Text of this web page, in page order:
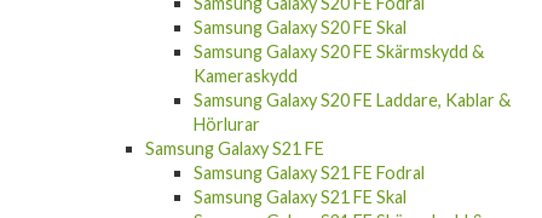
Samsung Galaxy A04s
Samsung Galaxy A04s Fodral
Samsung Galaxy A04s Skal
Samsung Galaxy S20 FE
Samsung Galaxy S20 FE Fodral
Samsung Galaxy S20 FE Skal
Samsung Galaxy S20 FE Skärmskydd &
Kameraskydd
Samsung Galaxy S20 FE Laddare, Kablar &